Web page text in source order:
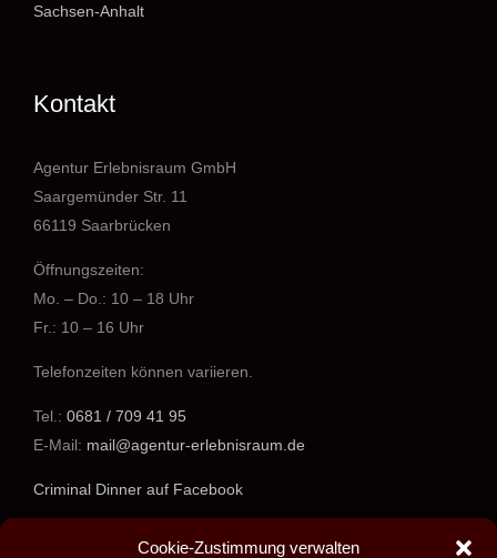
Cookie-Zustimmung verwalten
Sachsen-Anhalt
Kontakt
Agentur Erlebnisraum GmbH
Saargemünder Str. 11
66119 Saarbrücken
Öffnungszeiten:
Mo. – Do.: 10 – 18 Uhr
Fr.: 10 – 16 Uhr
Telefonzeiten können variieren.
Tel.: 0681 / 709 41 95
E-Mail: mail@agentur-erlebnisraum.de
Criminal Dinner auf Facebook